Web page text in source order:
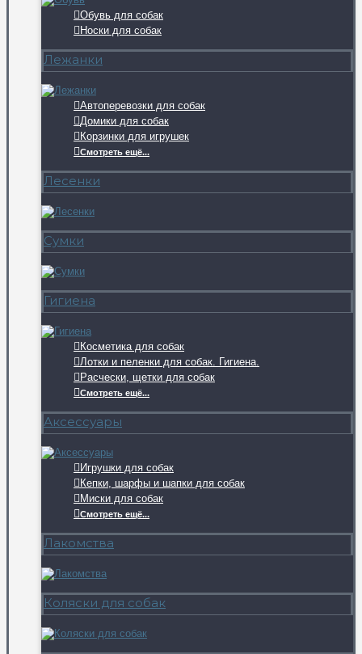
Обувь для собак
Носки для собак
Лежанки
Автоперевозки для собак
Домики для собак
Корзинки для игрушек
Смотреть ещё...
Лесенки
Сумки
Гигиена
Косметика для собак
Лотки и пеленки для собак. Гигиена.
Расчески, щетки для собак
Смотреть ещё...
Аксессуары
Игрушки для собак
Кепки, шарфы и шапки для собак
Миски для собак
Смотреть ещё...
Лакомства
Коляски для собак